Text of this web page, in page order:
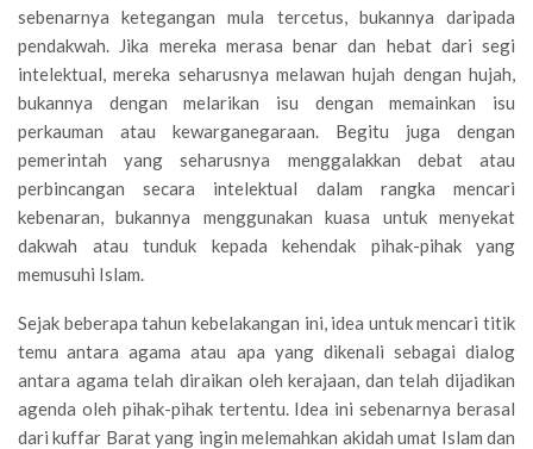
sebenarnya ketegangan mula tercetus, bukannya daripada
pendakwah. Jika mereka merasa benar dan hebat dari segi
intelektual, mereka seharusnya melawan hujah dengan hujah,
bukannya dengan melarikan isu dengan memainkan isu
perkauman atau kewarganegaraan. Begitu juga dengan
pemerintah yang seharusnya menggalakkan debat atau
perbincangan secara intelektual dalam rangka mencari
kebenaran, bukannya menggunakan kuasa untuk menyekat
dakwah atau tunduk kepada kehendak pihak-pihak yang
memusuhi Islam.
Sejak beberapa tahun kebelakangan ini, idea untuk mencari titik
temu antara agama atau apa yang dikenali sebagai dialog
antara agama telah diraikan oleh kerajaan, dan telah dijadikan
agenda oleh pihak-pihak tertentu. Idea ini sebenarnya berasal
dari kuffar Barat yang ingin melemahkan akidah umat Islam dan